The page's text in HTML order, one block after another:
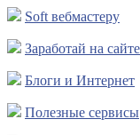
Soft вебмастеру
Заработай на сайте
Блоги и Интернет
Полезные сервисы